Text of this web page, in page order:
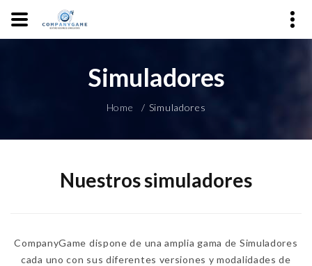
Simuladores
Home Simuladores
Nuestros simuladores
CompanyGame dispone de una amplia gama de Simuladores
cada uno con sus diferentes versiones y modalidades de